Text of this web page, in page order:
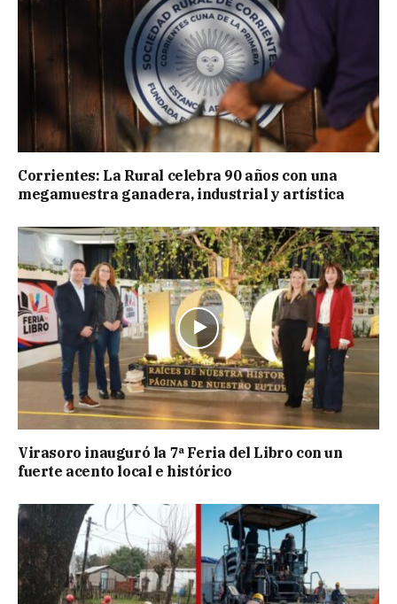
Corrientes: La Rural celebra 90 años con una
megamuestra ganadera, industrial y artística
Virasoro inauguró la 7ª Feria del Libro con un
fuerte acento local e histórico